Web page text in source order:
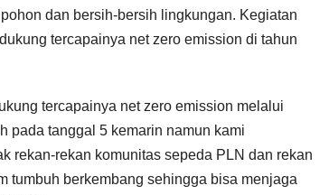
dan bersih-bersih lingkungan. Kegiatan
tercapainya net zero emission di tahun
tercapainya net zero emission melalui
pada tanggal 5 kemarin namun kami
rekan-rekan komunitas sepeda PLN dan rekan
tumbuh berkembang sehingga bisa menjaga